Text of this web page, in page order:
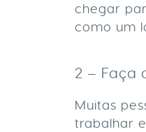
chegar
como um
2 – Faça
Muitas
trabalhar